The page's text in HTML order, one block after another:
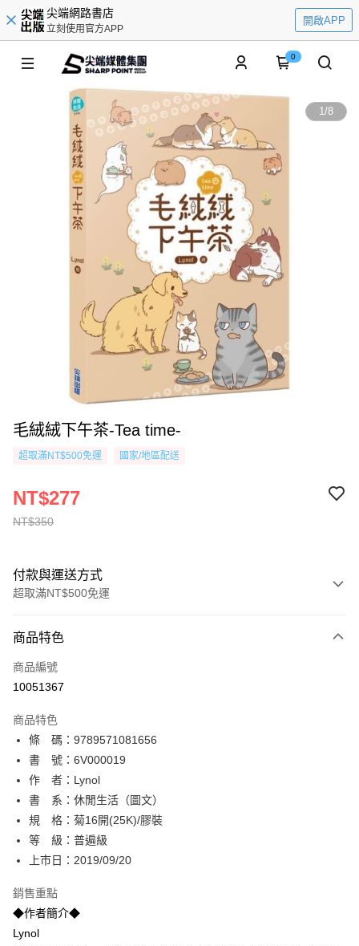
尖端網路書店
立刻使用官方APP
開啟APP
0
1/8
毛絨絨下午茶-Tea time-
超取滿NT$500免運 國家/地區配送
NT$350
NT$277
付款與運送方式
超取滿NT$500免運
信用卡一次付款
超商取貨付款
相關說明
【關於「AFTEE先享後付」】
AFTEE先享後付是「在收到商品之後才付款」的支付方式。 讓您購物簡單
便利好安心！
１．簡單：不需註冊會員、不需綁卡、不需儲值。
２．便利：只要手機號碼，簡訊認證，即可結帳。
３．安心：先確認商品／服務後，再付款。
【「AFTEE先享後付」結帳流程】
１．於結帳方式選擇「AFTEE先享後付」後，將跳轉至「AFTEE先享後付」
２．訂單成立數日內，您將收到繳費通知簡訊。
ATM／網路銀行／等多元方式進行付款，方視為交易完成。
※ 請注意：結帳手續完成當下不需立刻繳費，但若您需要取消訂單，請聯絡
ATM付款
運送方式
全家取貨付款
每筆NT$80，滿NT$500(含以上)免運費
每筆NT$80，滿NT$500(含以上)免運費
商品特色
商品編號
10051367
商品特色
條 碼：9789571081656
書 號：6V000019
作 者：Lynol
書 系：休閒生活（圖文）
規 格：菊16開(25K)/膠裝
等 級：普遍級
上市日：2019/09/20
銷售重點
◆作者簡介◆
Lynol